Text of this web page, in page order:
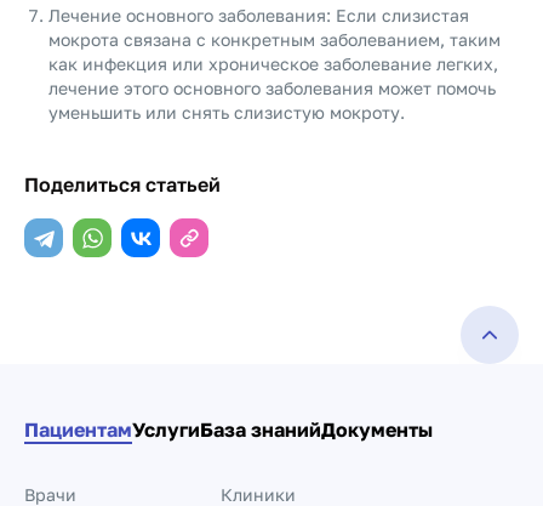
Лечение основного заболевания: Если слизистая
мокрота связана с конкретным заболеванием, таким
как инфекция или хроническое заболевание легких,
лечение этого основного заболевания может помочь
уменьшить или снять слизистую мокроту.
Поделиться статьей
ПациентамУслугиБаза знанийДокументы
Врачи
Клиники